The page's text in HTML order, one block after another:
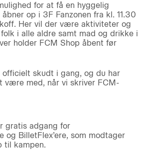
for at få en hyggelig
op i 3F Fanzonen fra kl. 11.30
Her vil der være aktiviteter og
i alle aldre samt mad og drikke i
holder FCM Shop åbent før
officielt skudt i gang, og du har
være med, når vi skriver FCM-
gratis adgang for
og BilletFlex’ere, som modtager
til kampen.